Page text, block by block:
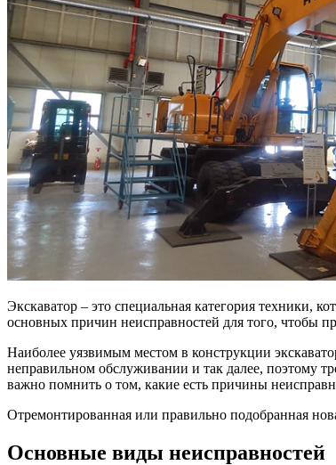
Экскаватор – это специальная категория техники,
основных причин неисправностей для того, чтобы
Наиболее уязвимым местом в конструкции
неправильном обслуживании и так далее, поэтому
важно помнить о том, какие есть причины
Отремонтированная или правильно подобранная
Основные виды неисправностей